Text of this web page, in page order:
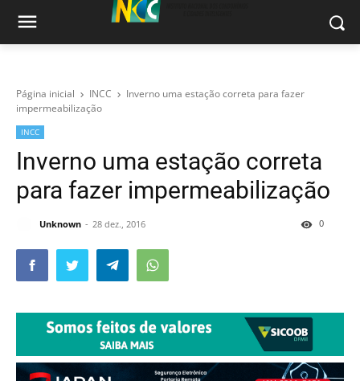
Página inicial INCC
Inverno uma estação correta para fazer
impermeabilização
INCC
Inverno uma estação correta
para fazer impermeabilização
Unknown 28 dez., 2016 0